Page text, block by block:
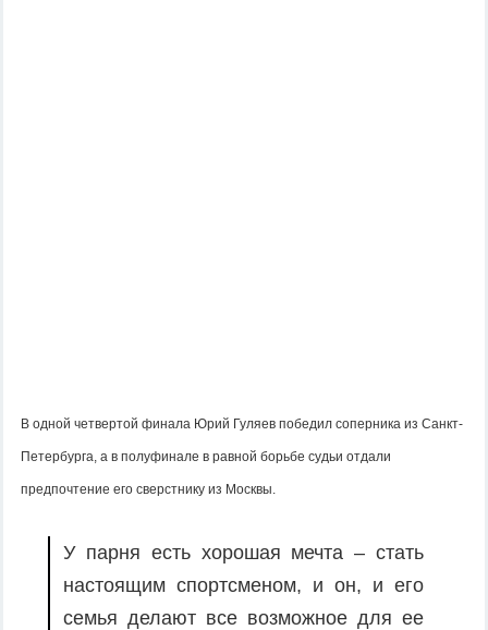
В одной четвертой финала Юрий Гуляев победил соперника из Санкт-
Петербурга, а в полуфинале в равной борьбе судьи отдали
предпочтение его сверстнику из Москвы.
У парня есть хорошая мечта – стать
настоящим спортсменом, и он, и его
семья делают все возможное для ее